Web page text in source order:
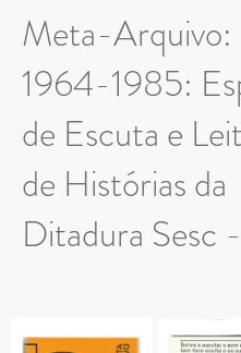
Meta-Arquivo:
1964-1985:
de Escuta e
de Histórias da
Ditadura Sesc